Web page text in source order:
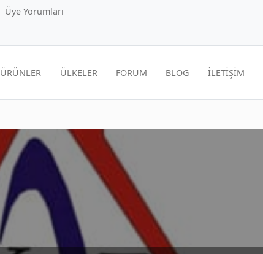
Üye Yorumları
ÜRÜNLER ÜLKELER FORUM BLOG İLETİŞİM